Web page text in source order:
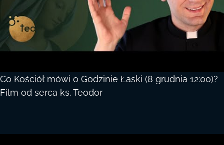
Co Kościół mówi o Godzinie Łaski (8 grudnia 12:00)?
Film od serca ks. Teodor